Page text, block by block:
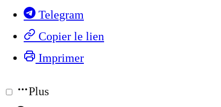
Telegram
Copier le lien
Imprimer
Plus